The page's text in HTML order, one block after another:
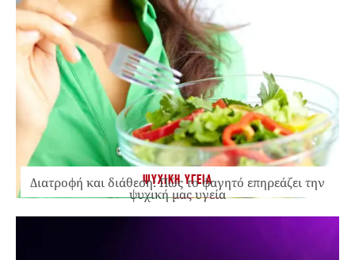
ΨΥΧΙΚΗ ΥΓΕΙΑ
Διατροφή και διάθεση: Πώς το φαγητό επηρεάζει την
ψυχική μας υγεία